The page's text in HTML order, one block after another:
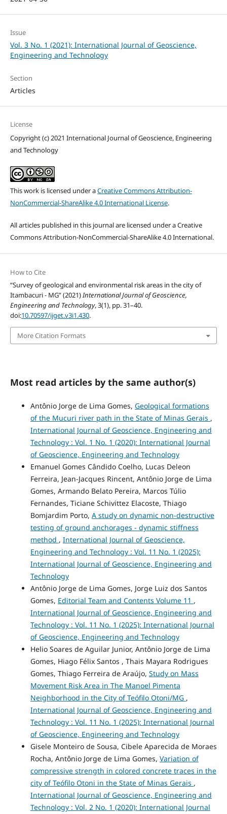
Issue
Vol. 3 No. 1 (2021): International Journal of Geoscience,
Engineering and Technology
Section
Articles
License
Copyright (c) 2021 International Journal of Geoscience, Engineering
and Technology
This work is licensed under aCreative Commons Attribution-
NonCommercial-ShareAlike 4.0 International License.
All articles published in this journal are licensed under a Creative
Commons Attribution-NonCommercial-ShareAlike 4.0 International.
How to Cite
“Survey of geological and environmental risk areas in the city of
Itambacuri - MG” (2021) International Journal of Geoscience,
Engineering and Technology, 3(1), pp. 31–40.
doi:10.70597/ijget.v3i1.430.
More Citation Formats
Most read articles by the same author(s)
Antônio Jorge de Lima Gomes, Geological formations
of the Mucuri river path in the State of Minas Gerais ,
International Journal of Geoscience, Engineering and
Technology : Vol. 1 No. 1 (2020): International Journal
of Geoscience, Engineering and Technology
Emanuel Gomes Cândido Coelho, Lucas Deleon
Ferreira, Jean-Jacques Rincent, Antônio Jorge de Lima
Gomes, Armando Belato Pereira, Marcos Túlio
Fernandes, Ticiane Schivittez Elacoste, Thiago
Bomjardim Porto, A study on dynamic non-destructive
testing of ground anchorages - dynamic stiffness
method , International Journal of Geoscience,
Engineering and Technology : Vol. 11 No. 1 (2025):
International Journal of Geoscience, Engineering and
Technology
Antônio Jorge de Lima Gomes, Jorge Luiz dos Santos
Gomes, Editorial Team and Contents Volume 11 ,
International Journal of Geoscience, Engineering and
Technology : Vol. 11 No. 1 (2025): International Journal
of Geoscience, Engineering and Technology
Helio Soares de Aguilar Junior, Antônio Jorge de Lima
Gomes, Hiago Félix Santos , Thais Mayara Rodrigues
Gomes, Thiago Ferreira de Araújo, Study on Mass
Movement Risk Area in The Manoel Pimenta
Neighborhood in the City of Teófilo Otoni/MG ,
International Journal of Geoscience, Engineering and
Technology : Vol. 11 No. 1 (2025): International Journal
of Geoscience, Engineering and Technology
Gisele Monteiro de Sousa, Cibele Aparecida de Moraes
Rocha, Antônio Jorge de Lima Gomes, Variation of
compressive strength in colored concrete traces in the
city of Teófilo Otoni in the State of Minas Gerais ,
International Journal of Geoscience, Engineering and
Technology : Vol. 2 No. 1 (2020): International Journal